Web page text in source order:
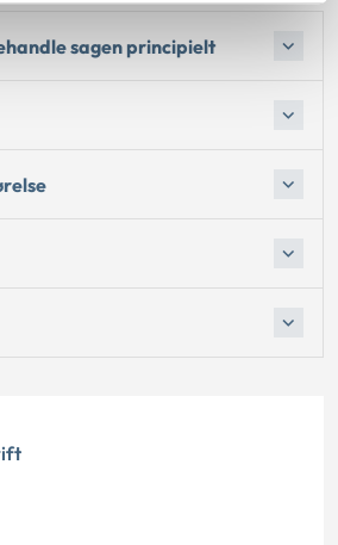
sagen principielt